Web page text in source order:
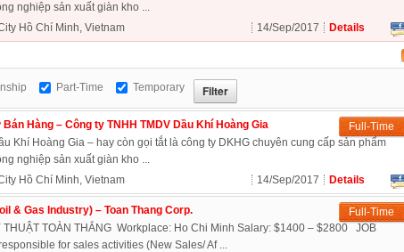
nghiệp sản xuất giàn kho ...
Hồ Chí Minh, Vietnam 14/Sep/2017 Details
Part-Time Temporary
Hàng – Công ty TNHH TMDV Dầu Khí Hoàng Gia
Full-Time
Khí Hoàng Gia – hay còn gọi tắt là công ty DKHG chuyên cung cấp sản phẩm
nghiệp sản xuất giàn kho ...
Hồ Chí Minh, Vietnam 14/Sep/2017 Details
& Gas Industry) – Toan Thang Corp.
Full-Time
THUẬT TOÀN THẮNG Workplace: Ho Chi Minh Salary: $1400 – $2800 JOB
for sales activities (New Sales/ Af ...